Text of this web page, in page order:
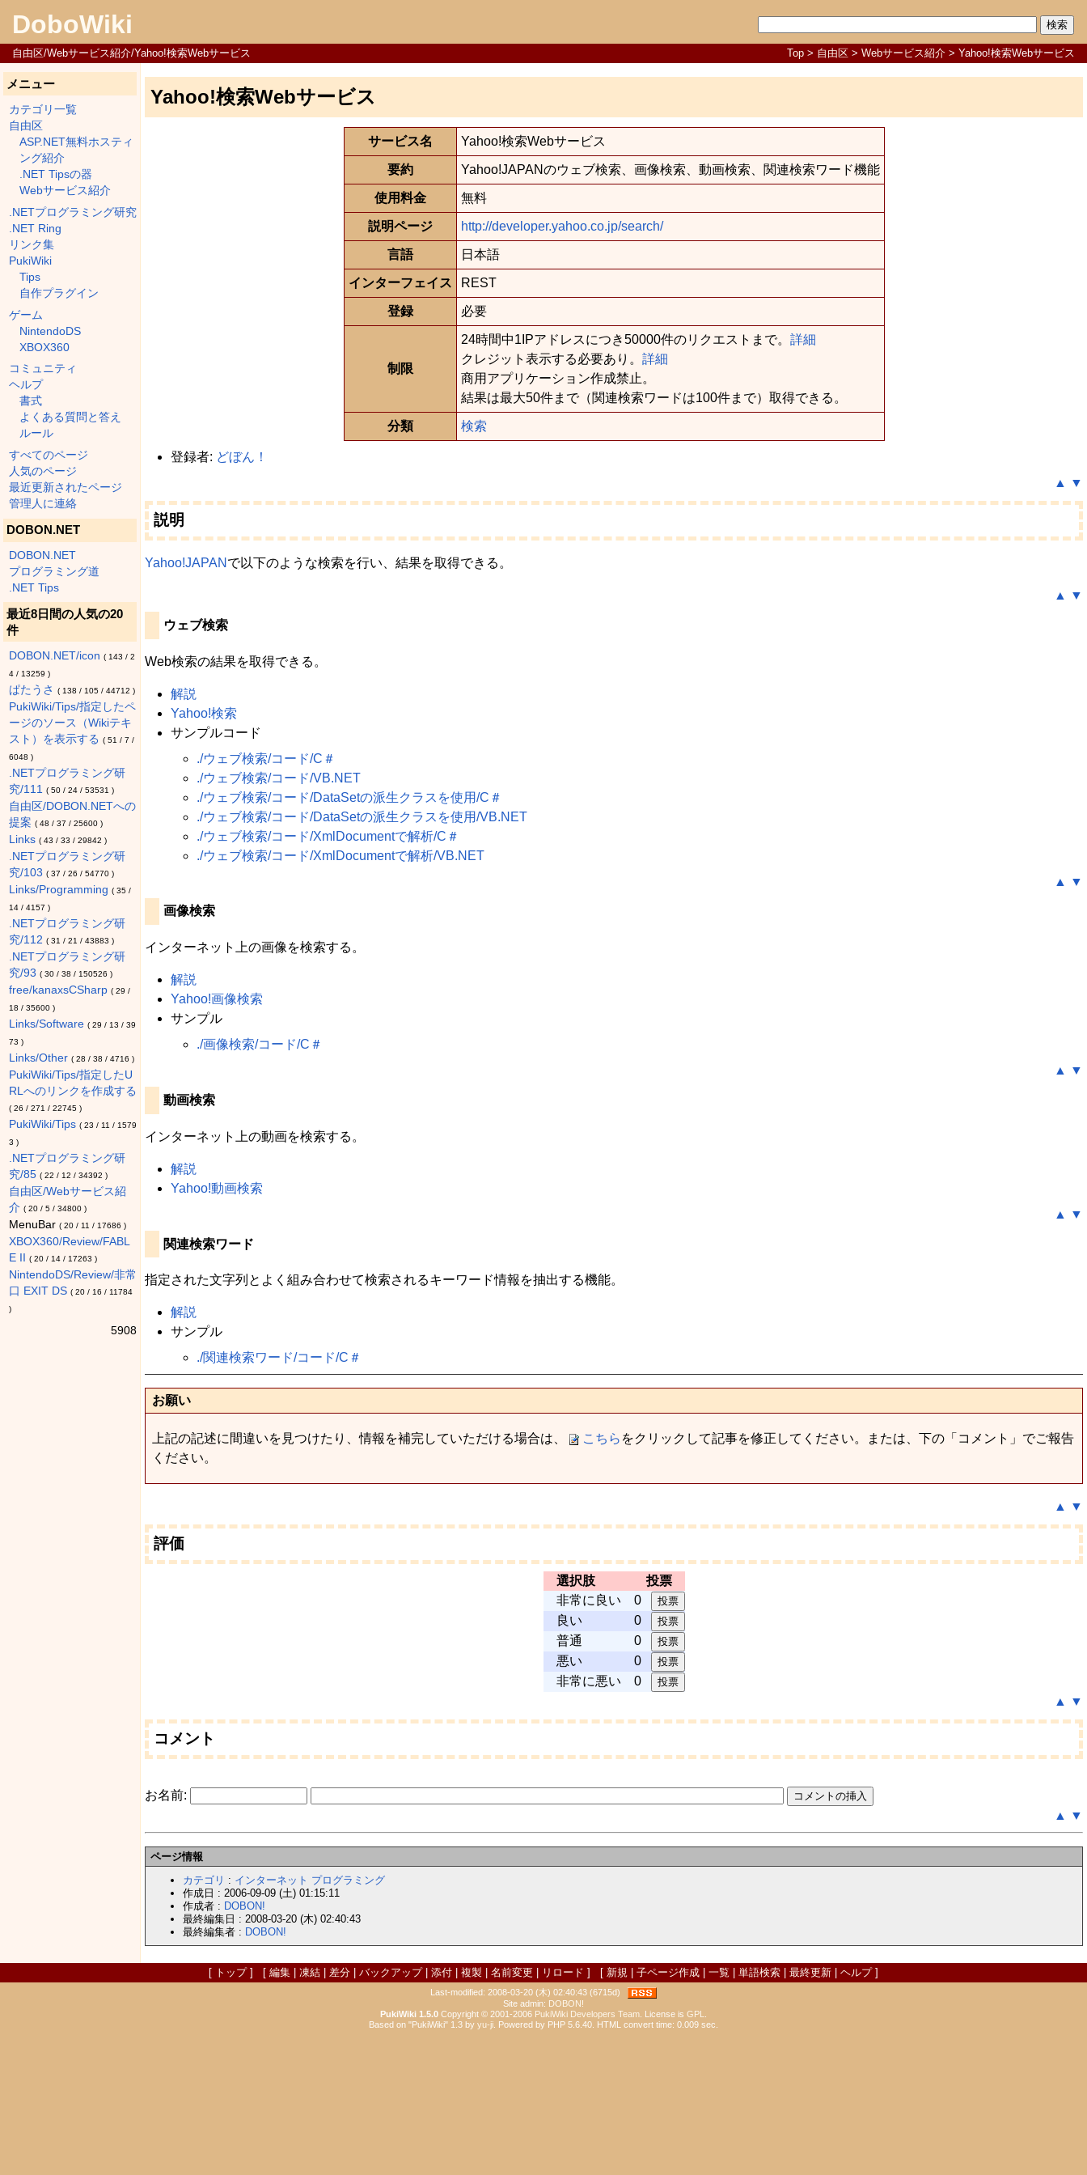
DoboWiki
Top > 自由区 > Webサービス紹介 > Yahoo!検索Webサービス
自由区/Webサービス紹介/Yahoo!検索Webサービス
メニュー
カテゴリ一覧
自由区
ASP.NET無料ホスティ
ング紹介
.NET Tipsの器
Webサービス紹介
.NETプログラミング研究
.NET Ring
リンク集
PukiWiki
Tips
自作プラグイン
ゲーム
NintendoDS
XBOX360
コミュニティ
ヘルプ
書式
よくある質問と答え
ルール
すべてのページ
人気のページ
最近更新されたページ
管理人に連絡
DOBON.NET
DOBON.NET
プログラミング道
.NET Tips
最近8日間の人気の20
件
DOBON.NET/icon ( 143 / 2
4/ 13259 )
ぱたうさ ( 138 / 105/ 44712 )
PukiWiki/Tips/指定したペ
ージのソース（Wikiテキ
スト）を表示する ( 51 / 7 /
6048 )
.NETプログラミング研
究/111
( 50/ 24/ 53531 )
自由区/DOBON.NETへの
提案 ( 48 / 37 / 25600)
Links ( 43 / 33 / 29842 )
.NETプログラミング研
究/103 ( 37 / 26 / 54770)
Links/Programming ( 35/
14/ 4157 )
.NETプログラミング研
究/112 ( 31 / 21 / 43883 )
.NETプログラミング研
究/93 ( 30/ 38 / 150526 )
free/kanaxsCSharp ( 29 /
18 / 35600)
Links/Software ( 29 / 13 / 39
73 )
Links/Other ( 28 / 38 / 4716 )
PukiWiki/Tips/指定したU
RLへのリンクを作成する
( 26 / 271 / 22745)
PukiWiki/Tips ( 23 / 11 / 1579
3 )
.NETプログラミング研
究/85 ( 22 / 12 / 34392 )
自由区/Webサービス紹
介 ( 20/ 5/ 34800)
MenuBar ( 20/ 11 / 17686 )
XBOX360/Review/FABL
E II
( 20/ 14/ 17263 )
NintendoDS/Review/非常
口 EXIT DS ( 20/ 16 / 11784
)
5908
Yahoo!検索Webサービス
サービス名 Yahoo!検索Webサービス
要約 Yahoo!JAPANのウェブ検索、画像検索、動画検索、関連検索ワード機能
使用料金 無料
説明ページ http://developer.yahoo.co.jp/search/
言語 日本語
インターフェイス REST
登録 必要
制限
24時間中1IPアドレスにつき50000件のリクエストまで。 詳細
クレジット表示する必要あり。 詳細
商用アプリケーション作成禁止。
結果は最大50件まで（関連検索ワードは100件まで）取得できる。
分類 検索
登録者: どぼん！
▲
▼
説明
Yahoo!JAPAN で以下のような検索を行い、結果を取得できる。
▲ ▼
ウェブ検索
Web検索の結果を取得できる。
解説
Yahoo!検索
サンプルコード
./ウェブ検索/コード/C＃
./ウェブ検索/コード/VB.NET
./ウェブ検索/コード/DataSetの派生クラスを使用/C＃
./ウェブ検索/コード/DataSetの派生クラスを使用/VB.NET
./ウェブ検索/コード/XmlDocumentで解析/C＃
./ウェブ検索/コード/XmlDocumentで解析/VB.NET
▲
▼
画像検索
インターネット上の画像を検索する。
解説
Yahoo!画像検索
サンプル
./画像検索/コード/C＃
▲
▼
動画検索
インターネット上の動画を検索する。
解説
Yahoo!動画検索
▲
▼
関連検索ワード
指定された文字列とよく組み合わせて検索されるキーワード情報を抽出する機能。
解説
サンプル
./関連検索ワード/コード/C＃
お願い
上記の記述に間違いを見つけたり、情報を補完していただける場合は、 こちら をクリックして記事を修正してください。または、下の「コメント」でご報告
ください。
▲ ▼
評価
選択肢
投票
非常に良い
0
良い
0
普通
0
悪い
0
非常に悪い
0
▲
▼
コメント
お名前:
▲
▼
ページ情報
カテゴリ : インターネット プログラミング
作成日 : 2006-09-09 (土) 01:15:11
作成者 : DOBON!
最終編集日 : 2008-03-20 (木) 02:40:43
最終編集者 : DOBON!
[ トップ] [ 編集 凍結 差分 バックアップ| 添付 複製 名前変更 リロード ] [ 新規 子ページ作成 一覧 単語検索 最終更新 ヘルプ]
Last-modified: 2008-03-20 (木) 02:40:43 (6715d)
Site admin: DOBON!
PukiWiki 1.5.0 Copyright © 2001-2006 PukiWiki Developers Team . License is GPL
Based on "PukiWiki" 1.3 by yu-ji . Powered by PHP 5.6.40. HTML convert time: 0.009 sec.